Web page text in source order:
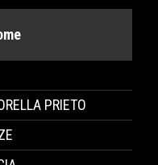
PRIETO